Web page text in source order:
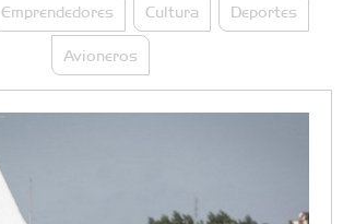
Emprendedores Cultura Deportes
Avioneros